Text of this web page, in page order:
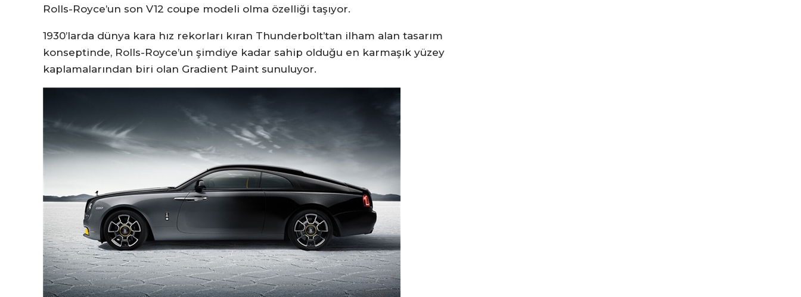
Rolls-Royce’un son V12 coupe modeli olma özelliği taşıyor.
1930’larda dünya kara hız rekorları kıran Thunderbolt’tan ilham alan tasarım
konseptinde, Rolls-Royce’un şimdiye kadar sahip olduğu en karmaşık yüzey
kaplamalarından biri olan Gradient Paint sunuluyor.